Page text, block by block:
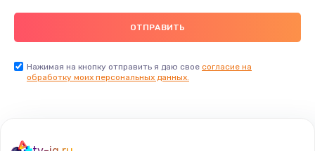
Не видит флешку
400 руб.
Заказать
Нажимая на кнопку отправить я даю свое согласие на
обработку моих персональных данных.